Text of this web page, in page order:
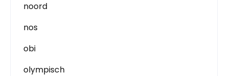
noord
nos
obi
olympisch